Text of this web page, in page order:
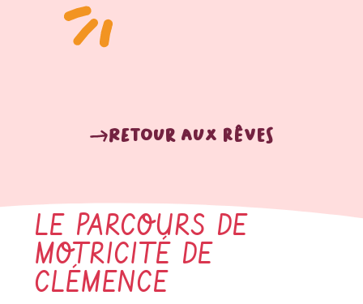
Retour aux rêves
LE PARCOURS DE
MOTRICITÉ DE
CLÉMENCE